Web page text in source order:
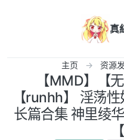
真
主页 资源
【MMD】【
【runhh】 淫荡
长篇合集 神里绫